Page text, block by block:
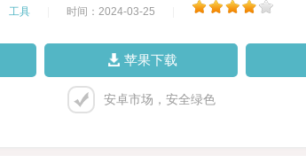
工具 时间：2024-03-25
苹果下载
安卓市场，安全绿色